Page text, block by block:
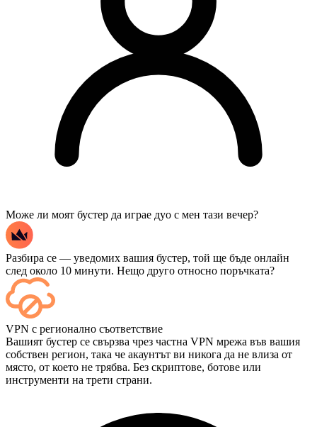
Може ли моят бустер да играе дуо с мен тази вечер?
Разбира се — уведомих вашия бустер, той ще бъде онлайн
след около 10 минути. Нещо друго относно поръчката?
Да — всеки мач се появява във вашето табло веднага след
приключването му, а ако искате да гледате самите игри,
добавете „Стрийминг“ при плащане.
VPN с регионално съответствие
Вашият бустер се свързва чрез частна VPN мрежа във вашия
собствен регион, така че акаунтът ви никога да не влиза от
място, от което не трябва. Без скриптове, ботове или
инструменти на трети страни.